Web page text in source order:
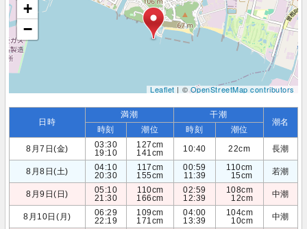
+
−
Leaflet| ©OpenStreetMap contributors
日時
満潮 干潮
潮名
時刻 潮位 時刻
潮位
8月7日(金)
03:30
19:10
127cm
141cm
10:40 22cm 長潮
8月8日(土)
04:10
20:30
117cm
155cm
00:59
11:39
110cm
15cm
若潮
8月9日(日)
05:10
21:30
110cm
166cm
02:59
12:39
108cm
12cm
中潮
8月10日(月)
06:29
22:19
109cm
171cm
04:00
13:39
104cm
10cm
中潮